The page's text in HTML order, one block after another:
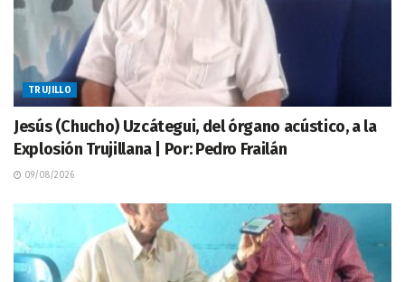
TRUJILLO
Jesús (Chucho) Uzcátegui, del órgano acústico, a la
Explosión Trujillana | Por: Pedro Frailán
09/08/2026